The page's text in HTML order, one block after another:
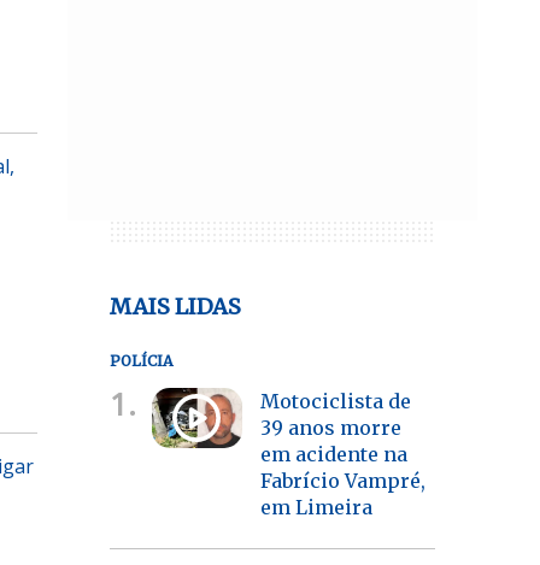
MAIS LIDAS
POLÍCIA
1.
Motociclista de
39 anos morre
em acidente na
Fabrício Vampré,
em Limeira